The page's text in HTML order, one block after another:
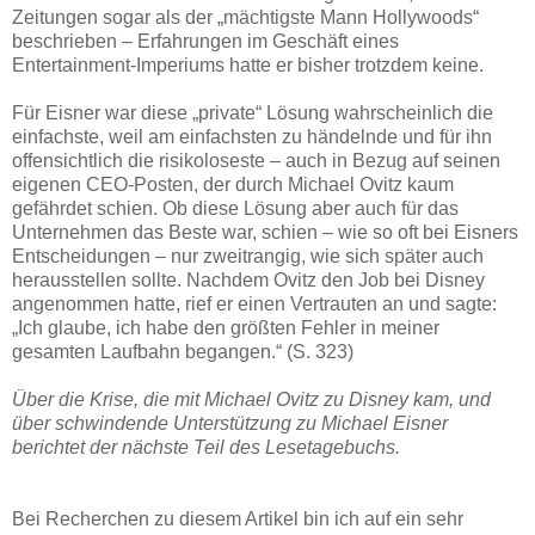
Zeitungen sogar als der „mächtigste Mann Hollywoods“
beschrieben – Erfahrungen im Geschäft eines
Entertainment-Imperiums hatte er bisher trotzdem keine.
Für Eisner war diese „private“ Lösung wahrscheinlich die
einfachste, weil am einfachsten zu händelnde und für ihn
offensichtlich die risikoloseste – auch in Bezug auf seinen
eigenen CEO-Posten, der durch Michael Ovitz kaum
gefährdet schien. Ob diese Lösung aber auch für das
Unternehmen das Beste war, schien – wie so oft bei Eisners
Entscheidungen – nur zweitrangig, wie sich später auch
herausstellen sollte. Nachdem Ovitz den Job bei Disney
angenommen hatte, rief er einen Vertrauten an und sagte:
„Ich glaube, ich habe den größten Fehler in meiner
gesamten Laufbahn begangen.“ (S. 323)
Über die Krise, die mit Michael Ovitz zu Disney kam, und
über schwindende Unterstützung zu Michael Eisner
berichtet der nächste Teil des Lesetagebuchs.
Bei Recherchen zu diesem Artikel bin ich auf ein sehr